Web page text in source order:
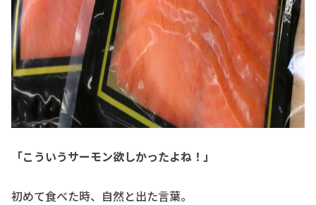
「こういうサーモン欲しかったよね！」
初めて食べた時、自然と出た言葉。